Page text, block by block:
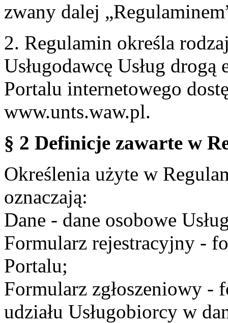
zwany dalej
2. Regulamin określa
Usługodawcę Usług
Portalu internetowego
www.unts.waw.pl.
§ 2 Definicje zawarte w
Określenia użyte w
oznaczają:
Dane - dane osobowe
Formularz rejestracyjny -
Portalu;
Formularz zgłoszeniowy -
udziału Usługobiorcy w